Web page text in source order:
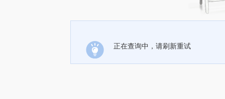
正在查询中，请刷新重试